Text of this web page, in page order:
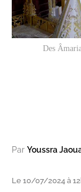
Des
Par Youssra
Le 10/07/2024 à